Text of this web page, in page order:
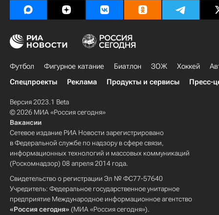
Футбол Фигурное катание Биатлон ЗОЖ Хоккей
Спецпроекты
Реклама Продукты и сервисы Пресс-
Версия 2023.1 Beta
© 2026 МИА «Россия сегодня»
Вакансии
Сетевое издание РИА Новости зарегистрировано
в Федеральной службе по надзору в сфере связи,
информационных технологий и массовых коммуникаций
(Роскомнадзор) 08 апреля 2014 года.
Свидетельство о регистрации Эл № ФС77-57640
Учредитель: Федеральное государственное унитарное
предприятие Международное информационное агентство
«Россия сегодня» (МИА «Россия сегодня»).